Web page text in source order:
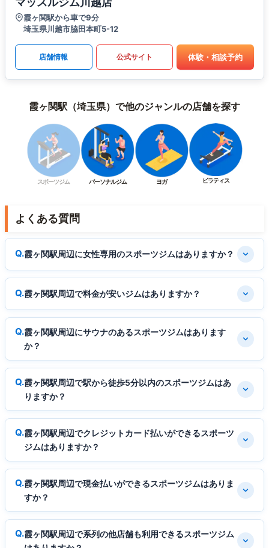
霞ヶ関駅から車で9分
埼玉県川越市脇田本町5-12
店舗情報 公式サイト 体験・相談予約
霞ヶ関駅（埼玉県）で他のジャンルの店舗を探す
スポーツジム パーソナルジム ヨガ ピラティス
よくある質問
霞ヶ関駅周辺に女性専用のスポーツジムはありますか？
霞ヶ関駅周辺で料金が安いジムはありますか？
霞ヶ関駅周辺にサウナのあるスポーツジムはあります
か？
霞ヶ関駅周辺で駅から徒歩5分以内のスポーツジムはあ
りますか？
霞ヶ関駅周辺でクレジットカード払いができるスポーツ
ジムはありますか？
霞ヶ関駅周辺で現金払いができるスポーツジムはありま
すか？
霞ヶ関駅周辺で系列の他店舗も利用できるスポーツジム